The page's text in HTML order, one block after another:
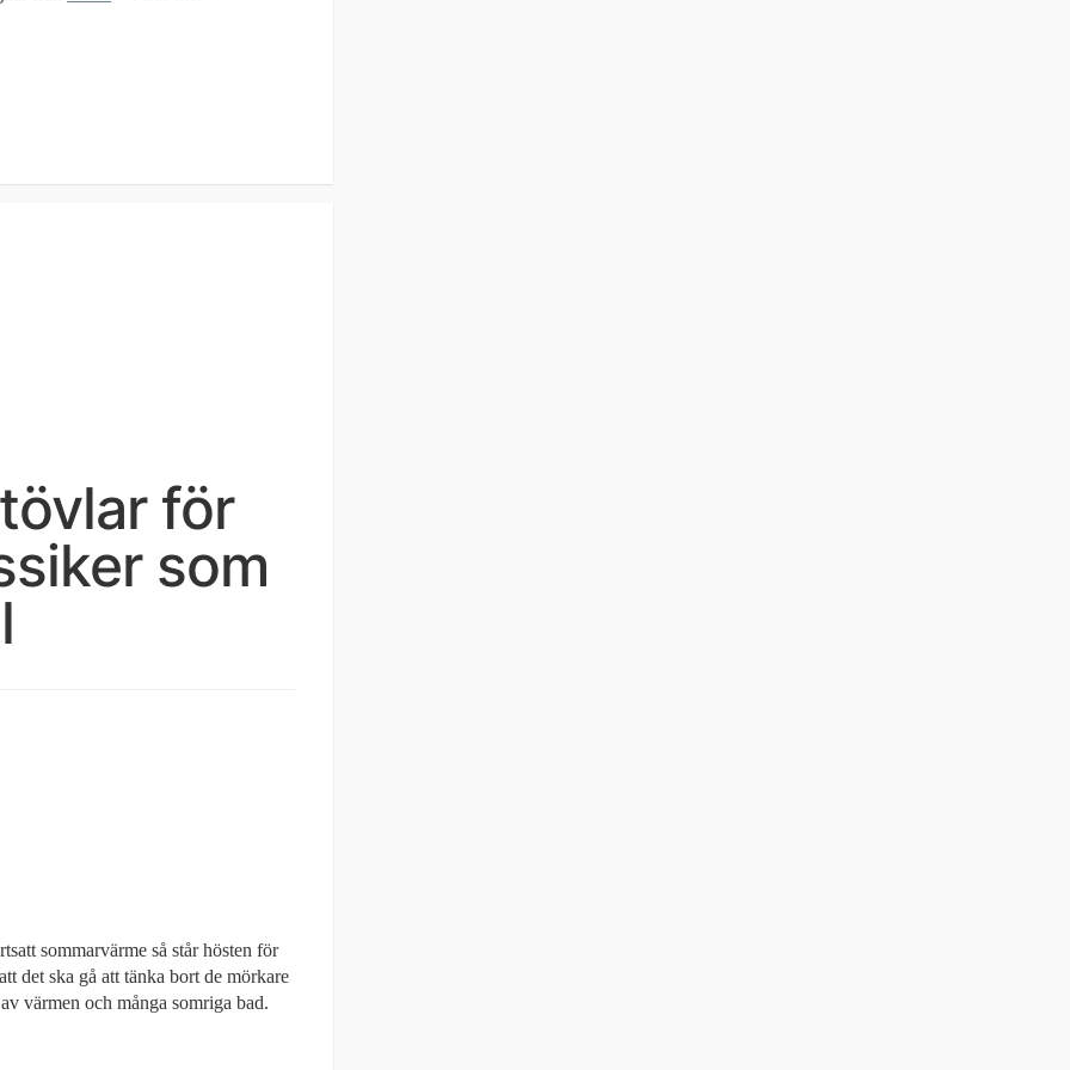
för
som
sommarvärme så står hösten för
det ska gå att tänka bort de mörkare
värmen och många somriga bad.